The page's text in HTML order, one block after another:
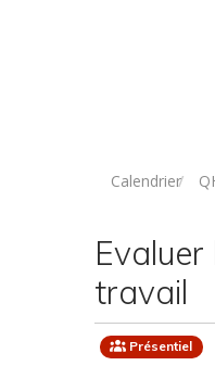
Calendrier
travail
Présentiel